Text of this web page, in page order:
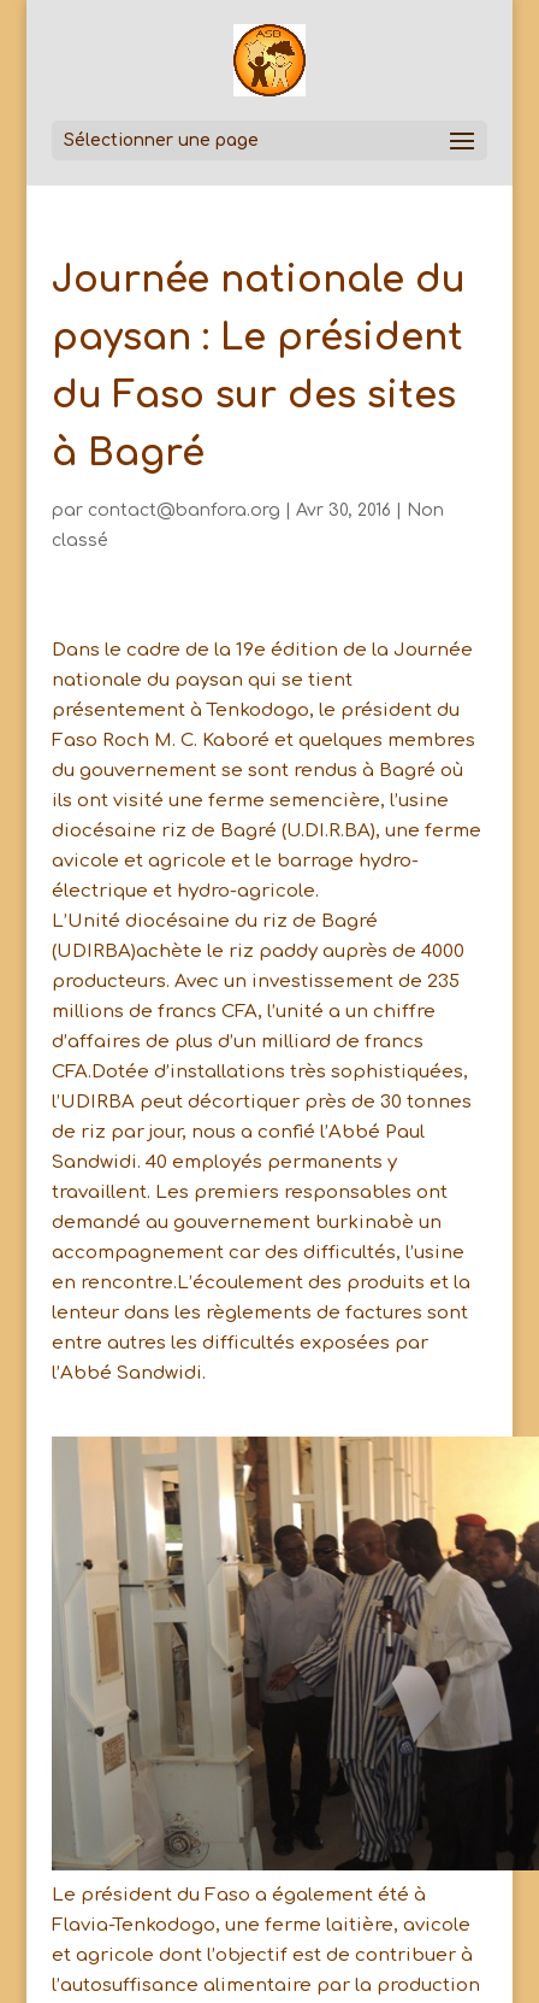
Sélectionner une page
Journée nationale du
paysan : Le président
du Faso sur des sites
à Bagré
par contact@banfora.org Avr 30, 2016
Non
classé
Dans le cadre de la 19e édition de la Journée
nationale du paysan qui se tient
présentement à Tenkodogo, le président du
Faso Roch M. C. Kaboré et quelques membres
du gouvernement se sont rendus à Bagré où
ils ont visité une ferme semencière, l’usine
diocésaine riz de Bagré (U.DI.R.BA), une ferme
avicole et agricole et le barrage hydro-
électrique et hydro-agricole.
L’Unité diocésaine du riz de Bagré
(UDIRBA)achète le riz paddy auprès de 4000
producteurs. Avec un investissement de 235
millions de francs CFA, l’unité a un chiffre
d’affaires de plus d’un milliard de francs
CFA.Dotée d’installations très sophistiquées,
l’UDIRBA peut décortiquer près de 30 tonnes
de riz par jour, nous a confié l’Abbé Paul
Sandwidi. 40 employés permanents y
travaillent. Les premiers responsables ont
demandé au gouvernement burkinabè un
accompagnement car des difficultés, l’usine
en rencontre.L’écoulement des produits et la
lenteur dans les règlements de factures sont
entre autres les difficultés exposées par
l’Abbé Sandwidi.
Le président du Faso a également été à
Flavia-Tenkodogo, une ferme laitière, avicole
et agricole dont l’objectif est de contribuer à
l’autosuffisance alimentaire par la production